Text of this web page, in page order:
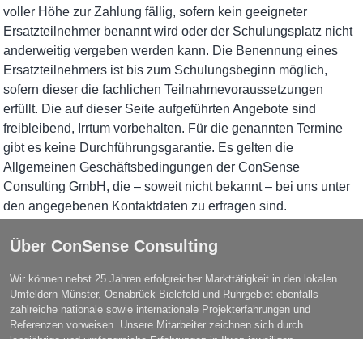
voller Höhe zur Zahlung fällig, sofern kein geeigneter
Ersatzteilnehmer benannt wird oder der Schulungsplatz nicht
anderweitig vergeben werden kann. Die Benennung eines
Ersatzteilnehmers ist bis zum Schulungsbeginn möglich,
sofern dieser die fachlichen Teilnahmevoraussetzungen
erfüllt. Die auf dieser Seite aufgeführten Angebote sind
freibleibend, Irrtum vorbehalten. Für die genannten Termine
gibt es keine Durchführungsgarantie. Es gelten die
Allgemeinen Geschäftsbedingungen der ConSense
Consulting GmbH, die – soweit nicht bekannt – bei uns unter
den angegebenen Kontaktdaten zu erfragen sind.
Über ConSense Consulting
Wir können nebst 25 Jahren erfolgreicher Markttätigkeit in den lokalen
Umfeldern Münster, Osnabrück-Bielefeld und Ruhrgebiet ebenfalls
zahlreiche nationale sowie internationale Projekterfahrungen und
Referenzen vorweisen. Unsere Mitarbeiter zeichnen sich durch